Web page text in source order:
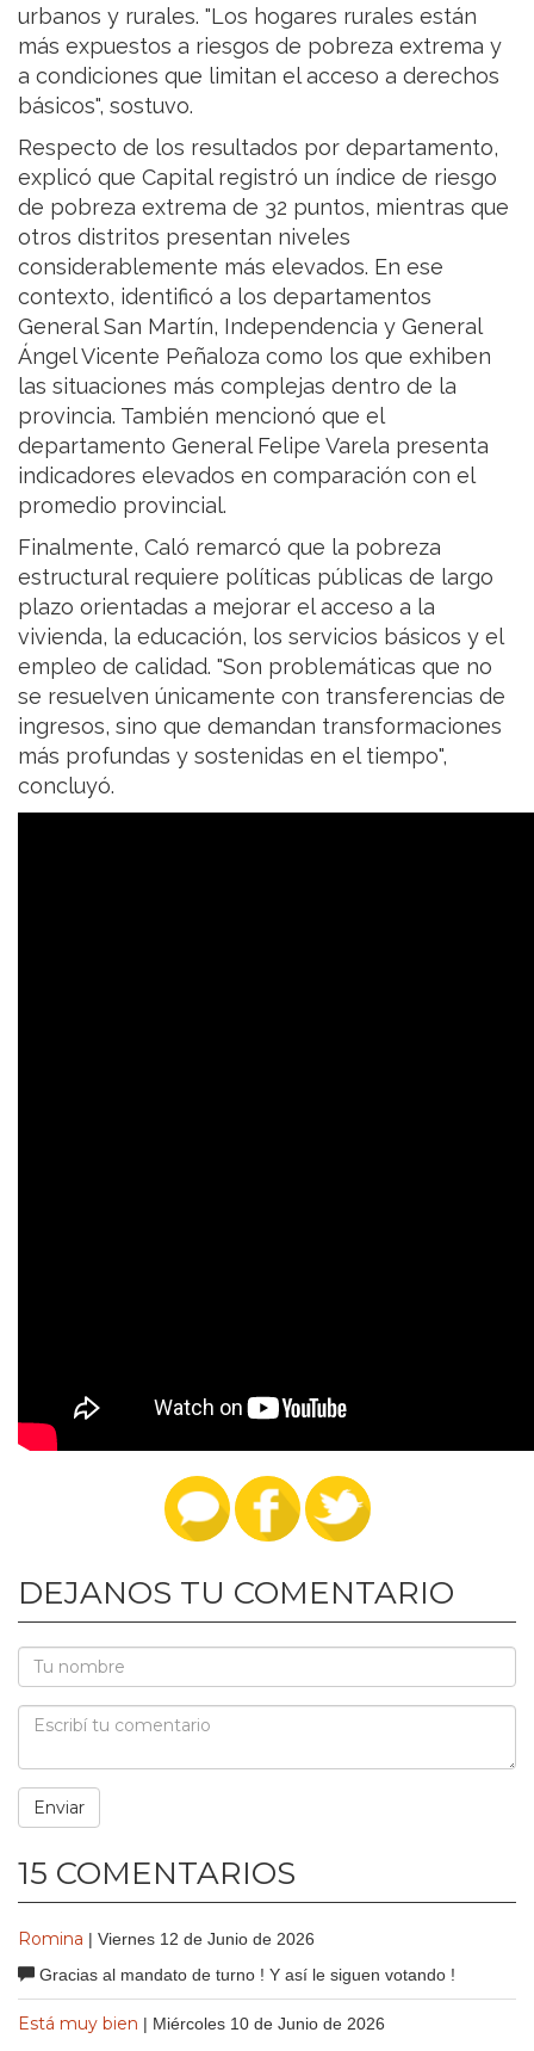
urbanos y rurales. "Los hogares rurales están
más expuestos a riesgos de pobreza extrema y
a condiciones que limitan el acceso a derechos
básicos", sostuvo.
Respecto de los resultados por departamento,
explicó que Capital registró un índice de riesgo
de pobreza extrema de 32 puntos, mientras que
otros distritos presentan niveles
considerablemente más elevados. En ese
contexto, identificó a los departamentos
General San Martín, Independencia y General
Ángel Vicente Peñaloza como los que exhiben
las situaciones más complejas dentro de la
provincia. También mencionó que el
departamento General Felipe Varela presenta
indicadores elevados en comparación con el
promedio provincial.
Finalmente, Caló remarcó que la pobreza
estructural requiere políticas públicas de largo
plazo orientadas a mejorar el acceso a la
vivienda, la educación, los servicios básicos y el
empleo de calidad. "Son problemáticas que no
se resuelven únicamente con transferencias de
ingresos, sino que demandan transformaciones
más profundas y sostenidas en el tiempo",
concluyó.
DEJANOS TU COMENTARIO
15 COMENTARIOS
Romina | Viernes 12 de Junio de 2026
Gracias al mandato de turno ! Y así le siguen votando !
Está muy bien | Miércoles 10 de Junio de 2026